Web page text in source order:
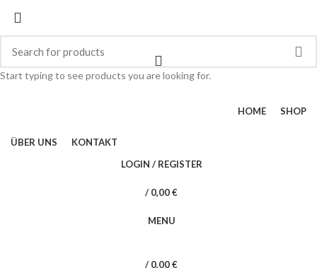
HOME SHOP
ÜBER UNS
KONTAKT
LOGIN / REGISTER
/ 0,00€
MENU
/ 0,00€
Start typing to see products you are looking for.